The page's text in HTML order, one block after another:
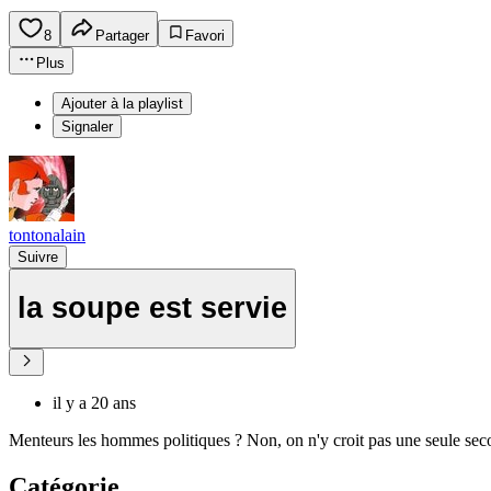
8 Partager
Favori
Plus
Ajouter à la playlist
Signaler
tontonalain
Suivre
la soupe est servie
il y a 20 ans
Menteurs les hommes politiques ? Non, on n'y croit pas une seule